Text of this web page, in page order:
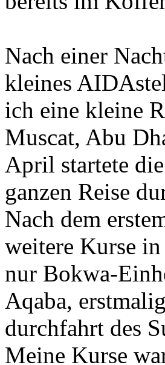
Nach einer
kleines
ich eine kleine
Muscat, Abu
April startete
ganzen Reise
Nach dem
weitere Kurse
nur Bokwa-
Aqaba,
durchfahrt des
Meine Kurse